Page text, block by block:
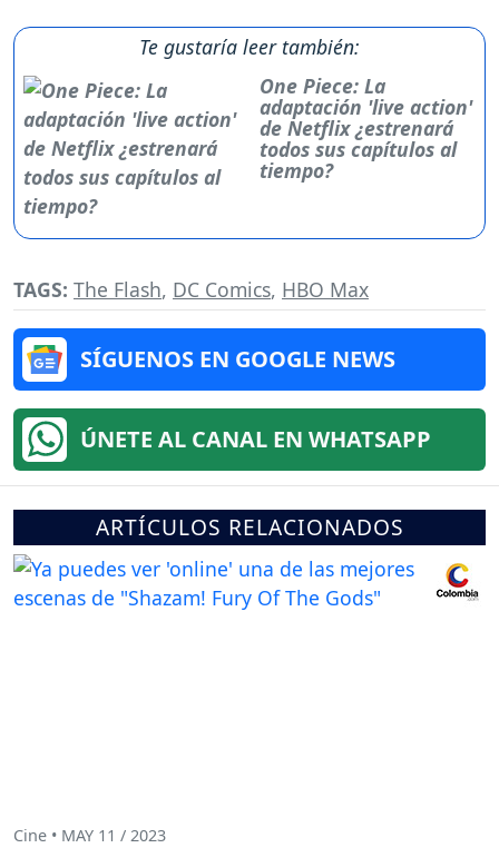
Te gustaría leer también:
One Piece: La
adaptación 'live action'
de Netflix ¿estrenará
todos sus capítulos al
tiempo?
TAGS: The Flash, DC Comics, HBO Max
SÍGUENOS EN GOOGLE NEWS
ÚNETE AL CANAL EN WHATSAPP
ARTÍCULOS RELACIONADOS
Cine • MAY 11 / 2023